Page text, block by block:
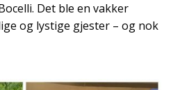
Det ble en vakker
og lystige gjester – og nok